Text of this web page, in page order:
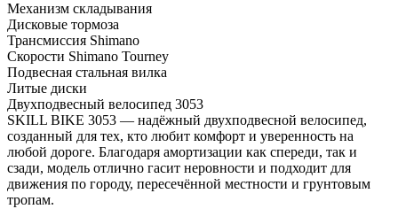
Механизм складывания
Дисковые тормоза
Трансмиссия Shimano
Скорости Shimano Tourney
Подвесная стальная вилка
Литые диски
Двухподвесный велосипед 3053
SKILL BIKE 3053 — надёжный двухподвесной велосипед,
созданный для тех, кто любит комфорт и уверенность на
любой дороге. Благодаря амортизации как спереди, так и
сзади, модель отлично гасит неровности и подходит для
движения по городу, пересечённой местности и грунтовым
тропам.